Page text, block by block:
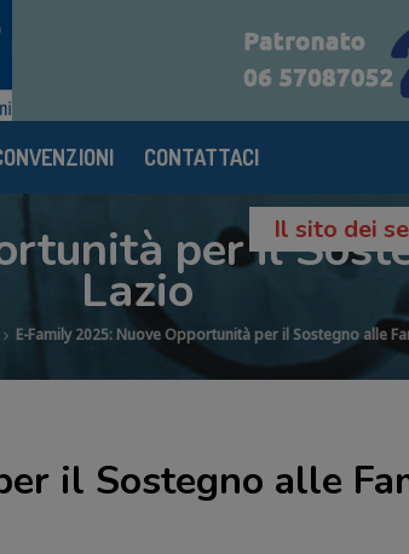
CONTATTACI
Il sito dei
per il
Lazio
E-Family 2025: Nuove Opportunità per il Sostegno alle
il Sostegno alle